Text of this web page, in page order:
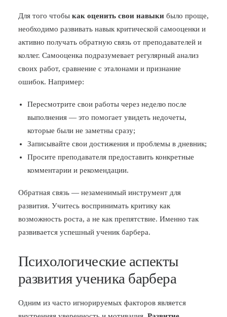
Для того чтобы как оценить свои навыки было проще,
необходимо развивать навык критической самооценки и
активно получать обратную связь от преподавателей и
коллег. Самооценка подразумевает регулярный анализ
своих работ, сравнение с эталонами и признание
ошибок. Например:
Пересмотрите свои работы через неделю после
выполнения — это помогает увидеть недочеты,
которые были не заметны сразу;
Записывайте свои достижения и проблемы в дневник;
Просите преподавателя предоставить конкретные
комментарии и рекомендации.
Обратная связь — незаменимый инструмент для
развития. Учитесь воспринимать критику как
возможность роста, а не как препятствие. Именно так
развивается успешный ученик барбера.
Психологические аспекты
развития ученика барбера
Одним из часто игнорируемых факторов является